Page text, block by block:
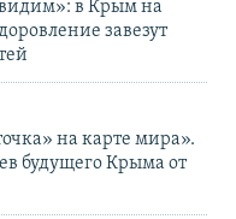
видим»: в Крым на
завезут
на карте мира».
будущего Крыма от